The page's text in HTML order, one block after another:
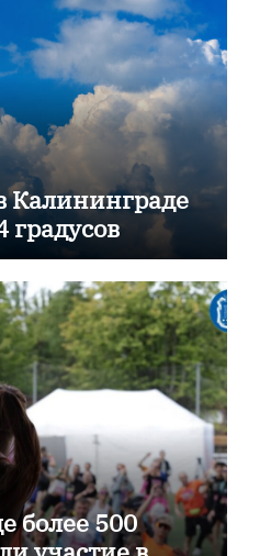
Калининграде
градусов
более 500